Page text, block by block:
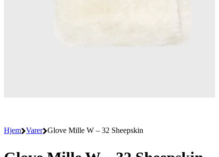
Hjem Varer Glove Mille W – 32 Sheepskin